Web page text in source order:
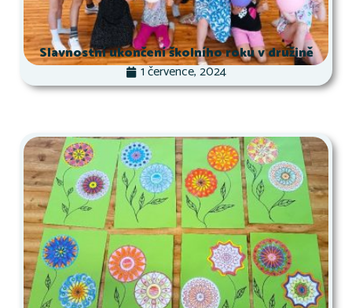
Slavnostní ukončení školního roku v družině
1 července, 2024